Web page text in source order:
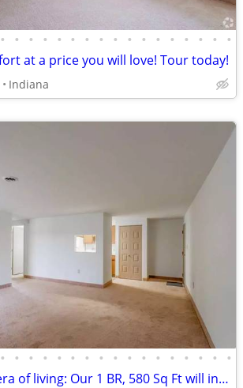
• • • • • • • • • • • • • • • • •
at a price you will love! Tour today!
Indiana
• • • • • • • • • • • • • • • • •
Embrace a new era of living: Our 1 BR, 580 Sq Ft will inspire you.